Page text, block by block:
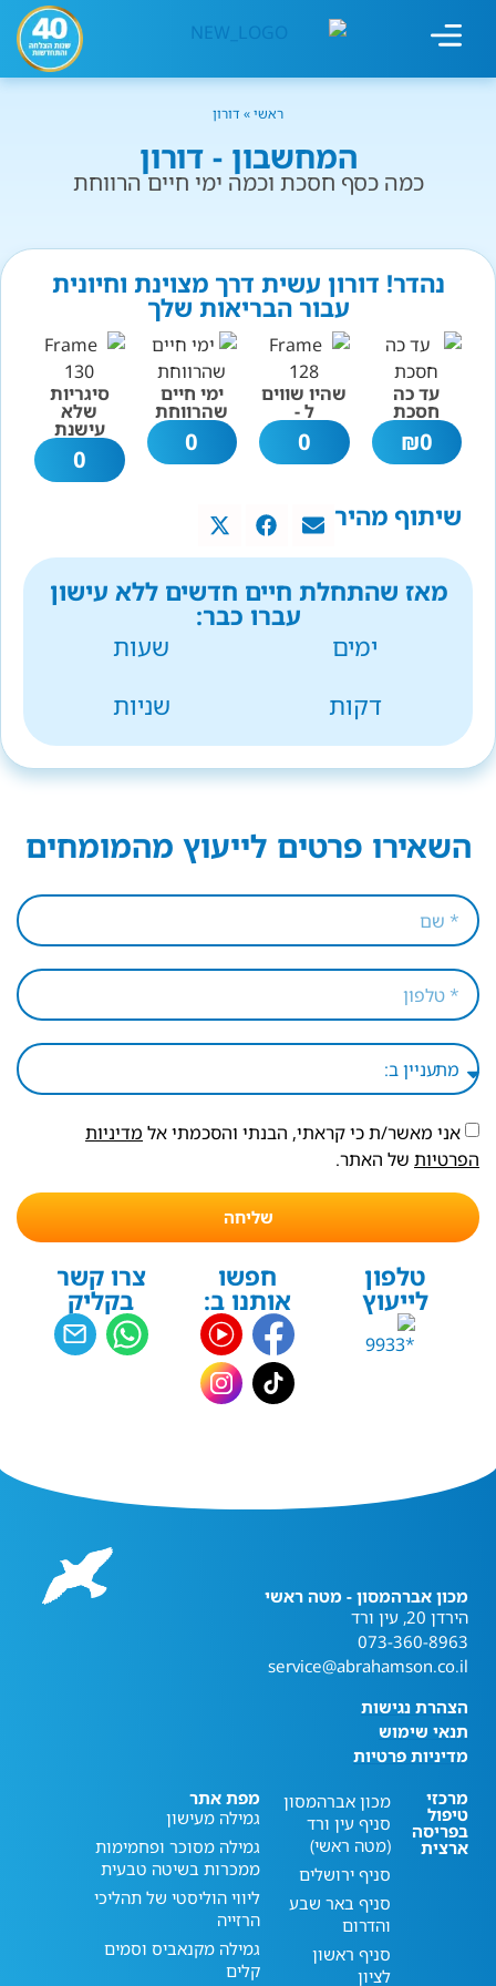
ראשי» דורון
המחשבון - דורון
כמה כסף חסכת וכמה ימי חיים הרווחת
נהדר! דורון עשית דרך מצוינת וחיונית
עבור הבריאות שלך
עד כה
חסכת
0
₪
שהיו שווים
ל -
0
ימי חיים
שהרווחת
0
סיגריות
שלא
עישנת
0
שיתוף מהיר
מאז שהתחלת חיים חדשים ללא עישון
עברו כבר:
ימים
שעות
דקות
שניות
השאירו פרטים לייעוץ מהמומחים
אני מאשר/ת כי קראתי, הבנתי והסכמתי אל מדיניות
הפרטיות של האתר.
שליחה
טלפון
לייעוץ
חפשו
אותנו ב:
צרו קשר
בקליק
מכון אברהמסון - מטה ראשי
הירדן 20, עין ורד
073-360-8963
service@abrahamson.co.il
הצהרת נגישות
תנאי שימוש
מדיניות פרטיות
מרכזי
טיפול
בפריסה
ארצית
מכון אברהמסון
סניף עין ורד
(מטה ראשי)
סניף ירושלים
סניף באר שבע
והדרום
סניף ראשון
לציון
מפת אתר
גמילה מעישון
גמילה מסוכר ופחמימות
ממכרות בשיטה טבעית
ליווי הוליסטי של תהליכי
הרזייה
גמילה מקנאביס וסמים
קלים